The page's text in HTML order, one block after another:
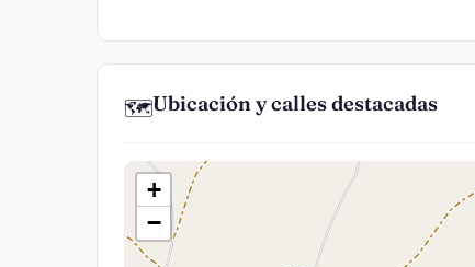
🗺️Ubicación y calles destacadas
+
−